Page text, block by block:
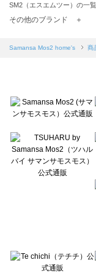
SM2（エスエムツー）の一覧
TSUHARU by Samansa
Samansa Mos2 blue（サマ
Te chichi（テチチ）の一覧
Te chichi CLASSIC（テチチ
Lugnoncure（ルノンキュー
BETTY'S BLUE（べティー
Wpc.（ワールドパーティー
その他のブランド ＋
Samansa Mos2 home's 商